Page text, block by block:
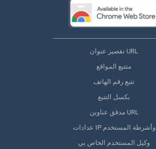
تقصير عنوان URL
متتبع المواقع
تتبع رقم الهاتف
بكسل التتبع
مدقق عناوين URL
عدادات IP وأشرطة المستخدم
وكيل المستخدم الخاص بي